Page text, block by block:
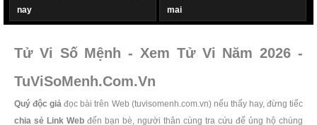
nay
mai
Tử Vi Số Mệnh - Xem Tử Vi Năm 2026 -
TuViSoMenh.Com.Vn
Quý độc giả đọc bài trên Web (tuvisomenh.com.vn) nếu thấy hay, đừng tiếc
chia sẻ Link Web đến bạn bè, người thân cùng tra cứu để ủng hộ chúng